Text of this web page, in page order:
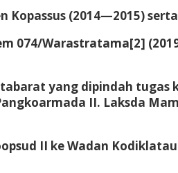
(2014—2015)
074/Warastratama[2]
yang dipindah tugas
II. Laksda
II ke Wadan